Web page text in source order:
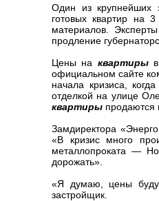
Один из крупнейших
готовых квартир на
материалов.
продление
Цены на квартирыв
официальном сайте
начала кризиса,
отделкой на улице
квартиры продаются
Замдиректора
«В кризис много
металлопроката —
дорожать».
«Я думаю, цены
застройщик.